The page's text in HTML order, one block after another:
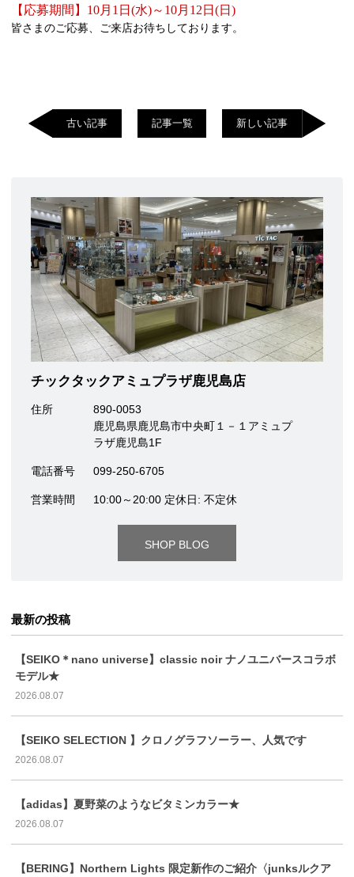
【応募期間】10月1日(水)～10月12日(日)
皆さまのご応募、ご来店お待ちしております。
古い記事 記事一覧 新しい記事
チックタックアミュプラザ鹿児島店
住所
890-0053
鹿児島県鹿児島市中央町１－１アミュプ
ラザ鹿児島1F
電話番号 099-250-6705
営業時間 10:00～20:00 定休日: 不定休
SHOP BLOG
最新の投稿
【SEIKO＊nano universe】classic noir ナノユニバースコラボ
モデル★
2026.08.07
【SEIKO SELECTION 】クロノグラフソーラー、人気です
2026.08.07
【adidas】夏野菜のようなビタミンカラー★
2026.08.07
【BERING】Northern Lights 限定新作のご紹介〈junksルクア